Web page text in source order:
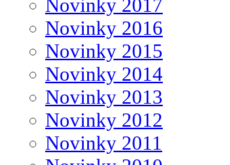
Novinky 2017
Novinky 2016
Novinky 2015
Novinky 2014
Novinky 2013
Novinky 2012
Novinky 2011